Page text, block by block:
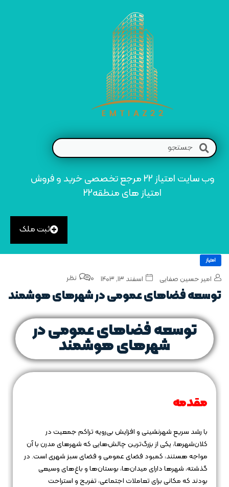
وب سایت امتیاز 22 مرجع تخصصی خرید و فروش
امتیاز های منطقه22
ثبت ملک
امتیاز
امیر حسین صفایی اسفند ۱۳, ۱۴۰۳ 0 نظر
توسعه فضاهای عمومی در شهرهای هوشمند
توسعه فضاهای عمومی در
شهرهای هوشمند
مقدمه
با رشد سریع شهرنشینی و افزایش بی‌رویه تراکم جمعیت در
کلان‌شهرها، یکی از بزرگ‌ترین چالش‌هایی که شهرهای مدرن با آن
مواجه هستند، کمبود فضای عمومی و فضای سبز شهری است. در
گذشته، شهرها دارای میدان‌ها، بوستان‌ها و باغ‌های وسیعی
بودند که مکانی برای تعاملات اجتماعی، تفریح و استراحت